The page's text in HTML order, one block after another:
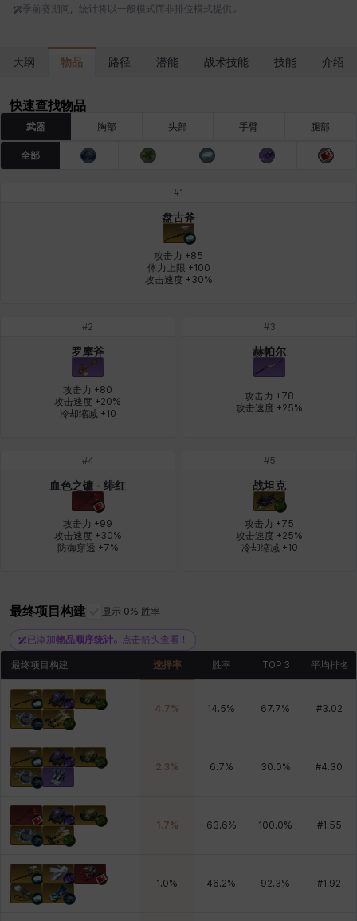
李黛琳 杰琪 梅 比安卡 洛兹 海因茨
玛蒂娜
艾丝蒂尔 艾登
西尔维娅 费利克斯 阿尔达
阿迪娜 雪
雷妮 马库斯
季前赛期间，统计将以一般模式而非排位模式提供。
大纲 物品 路径 潜能 战术技能 技能 介绍
快速查找物品
武器 胸部 头部 手臂 腿部
全部
#1
盘古斧
攻击力 +85
体力上限 +100
攻击速度 +30%
#2
罗摩斧
攻击力 +80
攻击速度 +20%
冷却缩减 +10
#3
赫帕尔
攻击力 +78
攻击速度 +25%
#4
血色之镰 - 绯红
攻击力 +99
攻击速度 +30%
防御穿透 +7%
#5
战坦克
攻击力 +75
攻击速度 +25%
冷却缩减 +10
最终项目构建 显示 0% 胜率
已添加物品顺序统计。点击箭头查看！
最终项目构建 选择率 胜率 TOP 3 平均排名
4.7% 14.5% 67.7% #3.02
2.3% 6.7% 30.0% #4.30
1.7% 63.6% 100.0% #1.55
1.0% 46.2% 92.3% #1.92